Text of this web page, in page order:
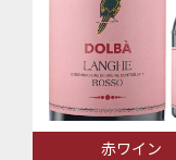
赤ワイン